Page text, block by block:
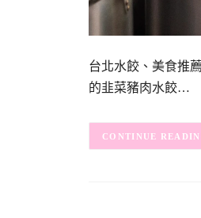
台北水餃、美食推
的韭菜豬肉水餃…
CONTINUE